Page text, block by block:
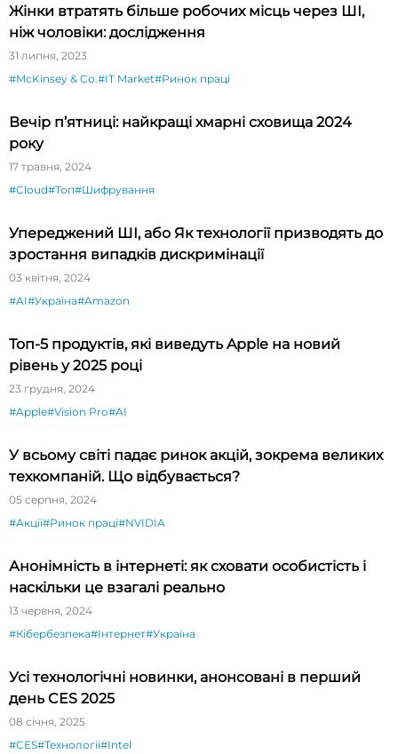
Жінки втратять більше робочих місць через ШІ,
ніж чоловіки: дослідження
31 липня, 2023
#McKinsey & Co.#IT Market#Ринок праці
Вечір п’ятниці: найкращі хмарні сховища 2024
року
17 травня, 2024
#Cloud#Топ#Шифрування
Упереджений ШІ, або Як технології призводять до
зростання випадків дискримінації
03 квітня, 2024
#AI#Україна#Amazon
Топ-5 продуктів, які виведуть Apple на новий
рівень у 2025 році
23 грудня, 2024
#Apple#Vision Pro#AI
У всьому світі падає ринок акцій, зокрема великих
техкомпаній. Що відбувається?
05 серпня, 2024
#Акції#Ринок праці#NVIDIA
Анонімність в інтернеті: як сховати особистість і
наскільки це взагалі реально
13 червня, 2024
#Кібербезпека#Інтернет#Україна
Усі технологічні новинки, анонсовані в перший
день CES 2025
08 січня, 2025
#CES#Технології#Intel